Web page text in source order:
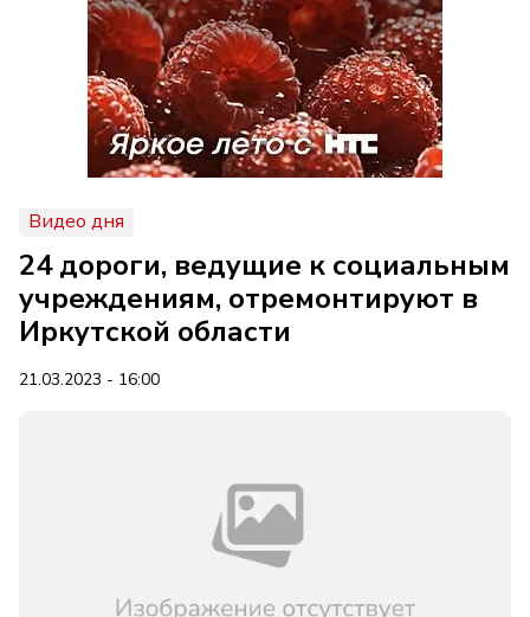
Видео дня
24 дороги, ведущие к социальным
учреждениям, отремонтируют в
Иркутской области
21.03.2023 - 16:00